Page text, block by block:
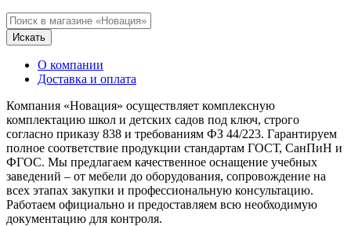
Искать
О компании
Доставка и оплата
Компания «Новация» осуществляет комплексную
комплектацию школ и детских садов под ключ, строго
согласно приказу 838 и требованиям ФЗ 44/223. Гарантируем
полное соответствие продукции стандартам ГОСТ, СанПиН и
ФГОС. Мы предлагаем качественное оснащение учебных
заведений – от мебели до оборудования, сопровождение на
всех этапах закупки и профессиональную консультацию.
Работаем официально и предоставляем всю необходимую
документацию для контроля.